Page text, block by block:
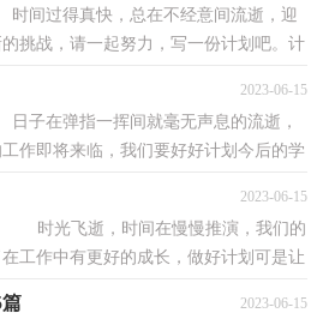
得真快，总在不经意间流逝，迎
挑战，请一起努力，写一份计划吧。计
2023-06-15
弹指一挥间就毫无声息的流逝，
作即将来临，我们要好好计划今后的学
2023-06-15
光飞逝，时间在慢慢推演，我们的
工作中有更好的成长，做好计划可是让
2023-06-15